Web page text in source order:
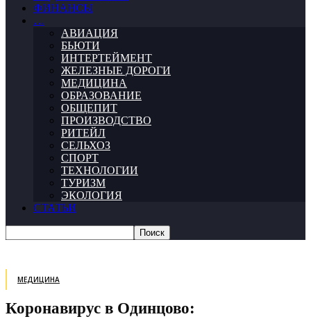
ФИНАНСЫ
…
АВИАЦИЯ
БЬЮТИ
ИНТЕРТЕЙМЕНТ
ЖЕЛЕЗНЫЕ ДОРОГИ
МЕДИЦИНА
ОБРАЗОВАНИЕ
ОБЩЕПИТ
ПРОИЗВОДСТВО
РИТЕЙЛ
СЕЛЬХОЗ
СПОРТ
ТЕХНОЛОГИИ
ТУРИЗМ
ЭКОЛОГИЯ
СТАТЬИ
МЕДИЦИНА
Коронавирус в Одинцово: